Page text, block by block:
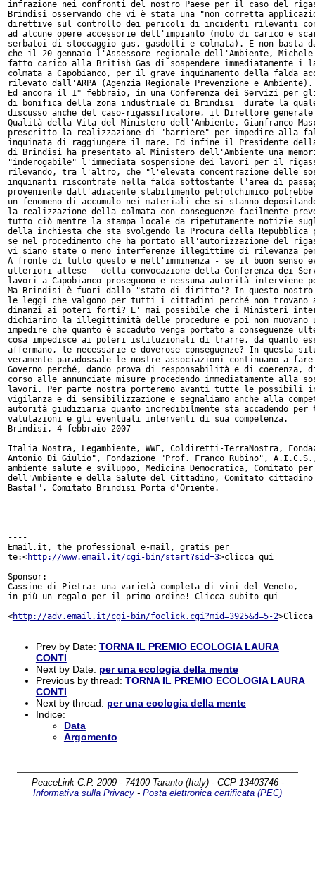
infrazione nei confronti del nostro Paese per il caso del
Brindisi osservando che vi è stata una "non corretta
direttive sul controllo dei pericoli di incidenti rilevanti
ad alcune opere accessorie dell'impianto (molo di carico e
serbatoi di stoccaggio gas, gasdotti e colmata). E non basta
che il 20 gennaio l'Assessore regionale dell'Ambiente, Michele
fatto carico alla British Gas di sospendere immediatamente i
colmata a Capobianco, per il grave inquinamento della falda
rilevato dall'ARPA (Agenzia Regionale Prevenzione e Ambiente).
Ed ancora il 1° febbraio, in una Conferenza dei Servizi per
di bonifica della zona industriale di Brindisi  durate la
discusso anche del caso-rigassificatore, il Direttore
Qualità della Vita del Ministero dell'Ambiente, Gianfranco
prescritto la realizzazione di "barriere" per impedire alla
inquinata di raggiungere il mare. Ed infine il Presidente
di Brindisi ha presentato al Ministero dell'Ambiente una
"inderogabile" l'immediata sospensione dei lavori per il
rilevando, tra l'altro, che "l'elevata concentrazione delle
inquinanti riscontrate nella falda sottostante l'area di
proveniente dall'adiacente stabilimento petrolchimico potrebbe
un fenomeno di accumulo nei materiali che si stanno
la realizzazione della colmata con conseguenze facilmente
tutto ciò mentre la stampa locale da ripetutamente notizie
della inchiesta che sta svolgendo la Procura della Repubblica
se nel procedimento che ha portato all'autorizzazione del
vi siano state o meno interferenze illegittime di rilevanza
A fronte di tutto questo e nell'imminenza - se il buon senso
ulteriori attese - della convocazione della Conferenza dei
lavori a Capobianco proseguono e nessuna autorità interviene
Ma Brindisi è fuori dallo "stato di diritto"? In questo
le leggi che valgono per tutti i cittadini perché non trovano
dinanzi ai poteri forti? E' mai possibile che i Ministeri
dichiarino la illegittimità delle procedure e poi non muovano
impedire che quanto è accaduto venga portato a conseguenze
cosa impedisce ai poteri istituzionali di trarre, da quanto
affermano, le necessarie e doverose conseguenze? In questa
veramente paradossale le nostre associazioni continuano a
Governo perché, dando prova di responsabilità e di coerenza,
corso alle annunciate misure procedendo immediatamente alla
lavori. Per parte nostra porteremo avanti tutte le possibili
vigilanza e di sensibilizzazione e segnaliamo anche alla
autorità giudiziaria quanto incredibilmente sta accadendo
valutazioni e gli eventuali interventi di sua competenza.
Brindisi, 4 febbraio 2007
Italia Nostra, Legambiente, WWF, Coldiretti-TerraNostra,
Antonio Di Giulio", Fondazione "Prof. Franco Rubino", A.I.C.S.,
ambiente salute e sviluppo, Medicina Democratica, Comitato
dell'Ambiente e della Salute del Cittadino, Comitato cittadino
Basta!", Comitato Brindisi Porta d'Oriente.
----
Email.it, the professional e-mail, gratis per
te:<http://www.email.it/cgi-bin/start?sid=3>clicca qui
Sponsor:
Cassine di Pietra: una varietà completa di vini del Veneto,
in più un regalo per il primo ordine! Clicca subito qui
<http://adv.email.it/cgi-bin/foclick.cgi?mid=3925&d=5-2
Prev by Date: TORNA IL PREMIO ECOLOGIA LAURA
CONTI
Next by Date: per una ecologia della mente
Previous by thread: TORNA IL PREMIO ECOLOGIA LAURA
CONTI
Next by thread: per una ecologia della mente
Indice:
Data
Argomento
PeaceLink C.P. 2009 - 74100 Taranto (Italy) - CCP 13403746 -
Informativa sulla Privacy - Posta elettronica certificata (PEC)